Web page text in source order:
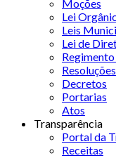
Moções
Lei
Leis
Lei de
Resoluções
Decretos
Portarias
Atos
Transparência
Portal da
Receitas